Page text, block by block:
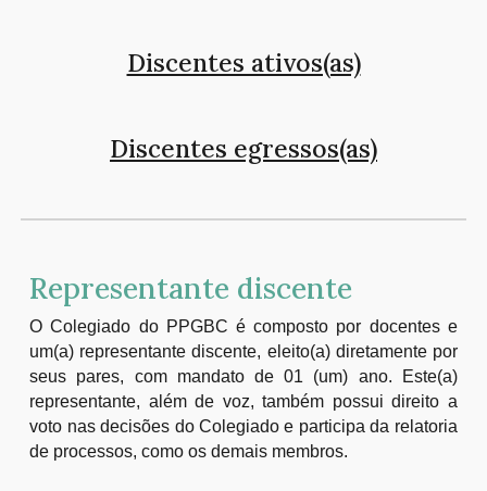
Discentes ativos(as)
Discentes egressos(as)
Representante discente
O Colegiado do PPGBC é composto por docentes e
um(a) representante discente, eleito(a) diretamente por
seus pares, com mandato de 01 (um) ano. Este(a)
representante, além de voz, também possui direito a
voto nas decisões do Colegiado e participa da relatoria
de processos, como os demais membros.